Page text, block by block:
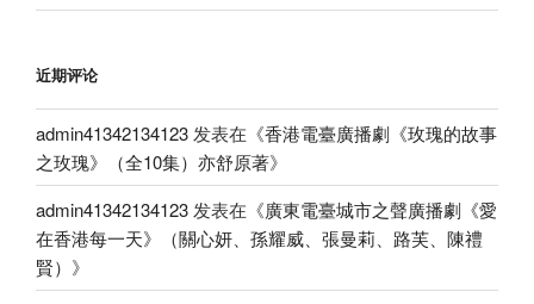
近期评论
admin41342134123 发表在《香港電臺廣播劇《玫瑰的故事
之玫瑰》（全10集）亦舒原著》
admin41342134123 发表在《廣東電臺城市之聲廣播劇《愛
在香港每一天》（關心妍、孫耀威、張曼莉、路芙、陳禮
賢） 》